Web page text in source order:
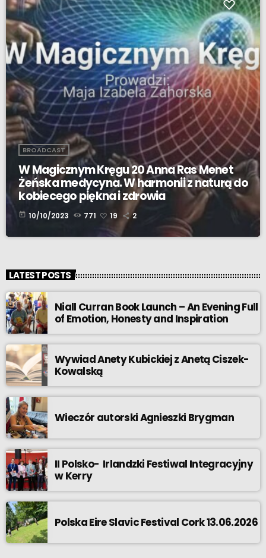
BROADCAST
W Magicznym Kręgu 20 Anna Ras Menet
Żeńska medycyna. W harmonii z naturą do
kobiecego piękna i zdrowia
today 10/10/2023 771 19 2
LATEST POSTS
Niall Curran Book Launch – An Evening Full
of Emotion, Honesty and Inspiration
Wywiad Anety Kubickiej z Anetą Ciszek-
Kowalską
Wieczór autorski Agnieszki Brygman
II Polsko- Irlandzki Festiwal Integracyjny
w Kerry
Polska Eire Slavic Festival Cork 13.06.2026